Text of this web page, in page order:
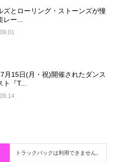
ズとローリング・ストーンズが憧
ー...
月15日(月・祝)開催されたダンス
『T...
トラックバックは利用できません。